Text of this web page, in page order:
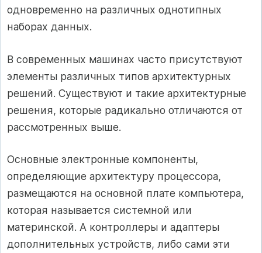
одновременно на различных однотипных
наборах данных.
В современных машинах часто присутствуют
элементы различных типов архитектурных
решений. Существуют и такие архитектурные
решения, которые радикально отличаются от
рассмотренных выше.
Основные электронные компоненты,
определяющие архитектуру процессора,
размещаются на основной плате компьютера,
которая называется системной или
материнской. А контроллеры и адаптеры
дополнительных устройств, либо сами эти